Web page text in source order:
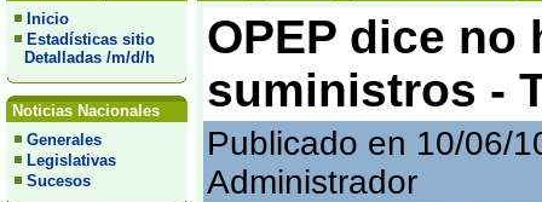
Inicio
Estadísticas sitio
Detalladas /m/d/h
Noticias Nacionales
Generales
Legislativas
Sucesos
OPEP dice no
suministros -
Publicado en 10/06/
Administrador